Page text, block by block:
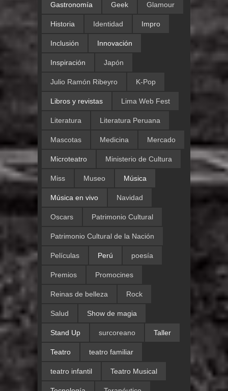
Gastronomía Geek Glamour
Historia Identidad Impro
Inclusión Innovación
Inspiración Japón
Julio Ramón Ribeyro K-Pop
Libros y revistas Lima Web Fest
Literatura Literatura Peruana
Mascotas Medicina Mercado
Microteatro Ministerio de Cultura
Miss Museo Música
Música en vivo Navidad
Oscars Patrimonio Cultural
Patrimonio Cultural de la Nación
Películas Perú poesía
Premios Promocines
Reinas de belleza Rock
Salud Show de magia
Stand Up surcoreano Taller
Teatro teatro familiar
teatro infantil Teatro Musical